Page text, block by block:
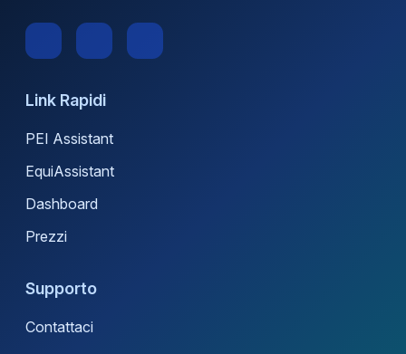
Link Rapidi
PEI Assistant
EquiAssistant
Dashboard
Prezzi
Supporto
Contattaci